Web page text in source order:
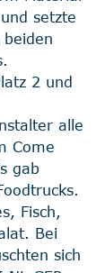
setzte
2 und
alle
Come
gab
Fisch,
Bei
sich